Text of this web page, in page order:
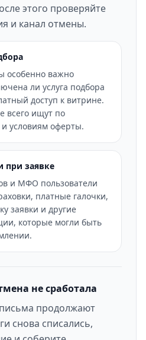
этого проверяйте
и канал отмены.
особенно важно
ли услуга подбора
доступ к витрине.
всего ищут по
условиям оферты.
при заявке
и МФО пользователи
платные галочки,
заявки и другие
которые могли быть
не сработала
продолжают
снова списались,